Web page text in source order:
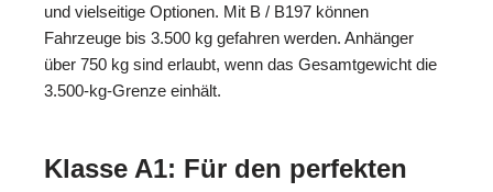
und vielseitige Optionen. Mit B / B197 können
Fahrzeuge bis 3.500 kg gefahren werden. Anhänger
über 750 kg sind erlaubt, wenn das Gesamtgewicht die
3.500-kg-Grenze einhält.
Klasse A1: Für den perfekten